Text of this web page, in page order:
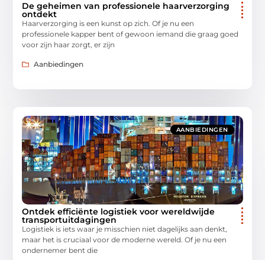
De geheimen van professionele haarverzorging
ontdekt
Haarverzorging is een kunst op zich. Of je nu een
professionele kapper bent of gewoon iemand die graag goed
voor zijn haar zorgt, er zijn
Aanbiedingen
AANBIEDINGEN
Ontdek efficiënte logistiek voor wereldwijde
transportuitdagingen
Logistiek is iets waar je misschien niet dagelijks aan denkt,
maar het is cruciaal voor de moderne wereld. Of je nu een
ondernemer bent die